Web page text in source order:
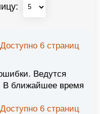
6 страниц
Ведутся
В ближайшее время
6 страниц